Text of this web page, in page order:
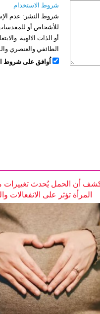
شروط الاستخدام
شروط النشر: عدم
للأشخاص أو للمقدسات
أو الذات الالهية.
الطائفي والعنصري
اُوافق على شروط
أن الحمل يُحدث تغييرات
المرأة تؤثر على الانفعالات